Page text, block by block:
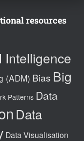
resources
Intelligence
(ADM) Bias Big
Patterns Data
Data
Data Visualisation